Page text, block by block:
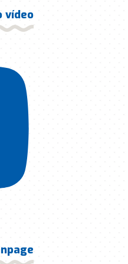
vídeo